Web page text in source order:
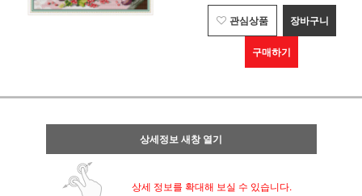
관심상품 장바구니
구매하기
상세정보 새창 열기
상세 정보를 확대해 보실 수 있습니다.